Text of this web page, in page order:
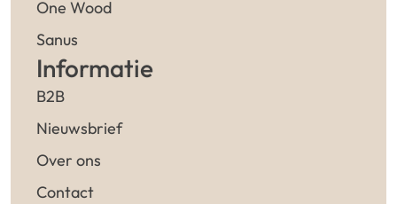
One Wood
Sanus
Informatie
B2B
Nieuwsbrief
Over ons
Contact